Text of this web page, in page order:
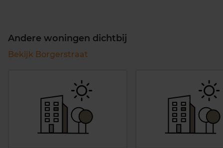
Andere woningen dichtbij
Bekijk Borgerstraat